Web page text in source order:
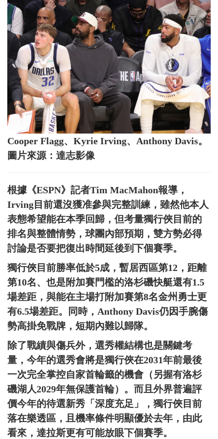
Cooper Flagg、Kyrie Irving、Anthony Davis。
圖片來源：達志影像
根據《ESPN》記者Tim MacMahon報導，
Irving目前還沒獲准參與完整訓練，雖然他本人
表態希望能在本季回歸，但考量獨行俠目前的
排名與整體情勢，球團內部預期，雙方勢必得
討論是否要把復出時間延後到下個賽季。
獨行俠目前勝率低於5成，暫居西區第12，距離
第10名、也是附加賽門檻的洛杉磯快艇還有1.5
場差距，與能在主場打附加賽第8名金州勇士更
有6.5場差距。同時，Anthony Davis仍因手腕傷
勢高掛免戰牌，短期內難以歸隊。
除了戰績與傷兵外，選秀權結構也是關鍵考
量，今年的選秀會將是獨行俠在2031年前最後
一次完全掌控自家首輪籤的機會（另握有洛杉
磯湖人2029年無保護首輪）。而且外界普遍評
價今年的待選新秀「深度充足」，獨行俠目前
落在樂透區，且機率條件明顯優於去年，由此
看來，達拉斯更有可能放眼下個賽季。